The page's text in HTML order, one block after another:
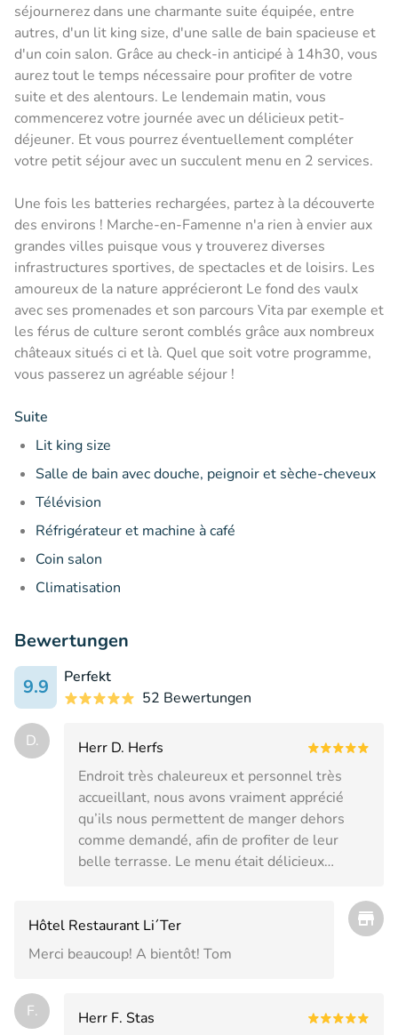
séjournerez dans une charmante suite équipée, entre
autres, d'un lit king size, d'une salle de bain spacieuse et
d'un coin salon. Grâce au check-in anticipé à 14h30, vous
aurez tout le temps nécessaire pour profiter de votre
suite et des alentours. Le lendemain matin, vous
commencerez votre journée avec un délicieux petit-
déjeuner. Et vous pourrez éventuellement compléter
votre petit séjour avec un succulent menu en 2 services.
Une fois les batteries rechargées, partez à la découverte
des environs ! Marche-en-Famenne n'a rien à envier aux
grandes villes puisque vous y trouverez diverses
infrastructures sportives, de spectacles et de loisirs. Les
amoureux de la nature apprécieront Le fond des vaulx
avec ses promenades et son parcours Vita par exemple et
les férus de culture seront comblés grâce aux nombreux
châteaux situés ci et là. Quel que soit votre programme,
vous passerez un agréable séjour !
Suite
Lit king size
Salle de bain avec douche, peignoir et sèche-cheveux
Télévision
Réfrigérateur et machine à café
Coin salon
Climatisation
Bewertungen
9.9
Perfekt
52 Bewertungen
D.
Herr D. Herfs
Endroit très chaleureux et personnel très
accueillant, nous avons vraiment apprécié
qu’ils nous permettent de manger dehors
comme demandé, afin de profiter de leur
belle terrasse. Le menu était délicieux…
Hôtel Restaurant Li´Ter
Merci beaucoup! A bientôt! Tom
F.
Herr F. Stas